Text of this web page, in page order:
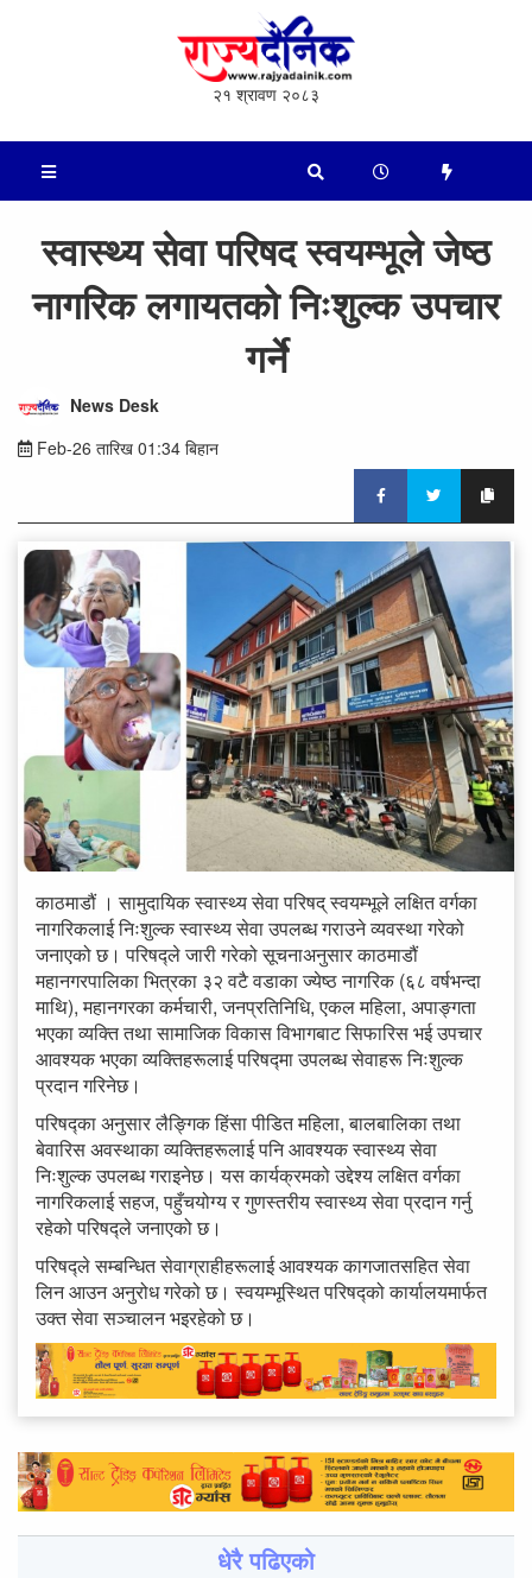
२१ श्रावण २०८३
स्वास्थ्य सेवा परिषद स्वयम्भूले जेष्ठ​
नाग​रिक ल​गाय​त​को निःशुल्क उप​चार​
ग​र्ने
News Desk
Feb-26 तारिख 01:34 बिहान
काठमाडौं । सामुदायिक स्वास्थ्य सेवा परिषद् स्वयम्भूले लक्षित वर्गका
नागरिकलाई निःशुल्क स्वास्थ्य सेवा उपलब्ध गराउने व्यवस्था गरेको
जनाएको छ। परिषद्ले जारी गरेको सूचनाअनुसार काठमाडौं
महानगरपालिका भित्रका ३२ वटै वडाका ज्येष्ठ नागरिक (६८ वर्षभन्दा
माथि), महानगरका कर्मचारी, जनप्रतिनिधि, एकल महिला, अपाङ्गता
भएका व्यक्ति तथा सामाजिक विकास विभागबाट सिफारिस भई उपचार
आवश्यक भएका व्यक्तिहरूलाई परिषद्मा उपलब्ध सेवाहरू निःशुल्क
प्रदान गरिनेछ।
परिषद्का अनुसार लैङ्गिक हिंसा पीडित महिला, बालबालिका तथा
बेवारिस अवस्थाका व्यक्तिहरूलाई पनि आवश्यक स्वास्थ्य सेवा
निःशुल्क उपलब्ध गराइनेछ। यस कार्यक्रमको उद्देश्य लक्षित वर्गका
नागरिकलाई सहज, पहुँचयोग्य र गुणस्तरीय स्वास्थ्य सेवा प्रदान गर्नु
रहेको परिषद्ले जनाएको छ।
परिषद्ले सम्बन्धित सेवाग्राहीहरूलाई आवश्यक कागजातसहित सेवा
लिन आउन अनुरोध गरेको छ। स्वयम्भूस्थित परिषद्को कार्यालयमार्फत
उक्त सेवा सञ्चालन भइरहेको छ।
धेरै पढिएको